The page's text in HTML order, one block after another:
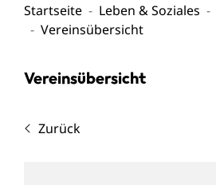
Startseite Leben & Soziales
Vereinsübersicht
Vereinsübersicht
Zurück